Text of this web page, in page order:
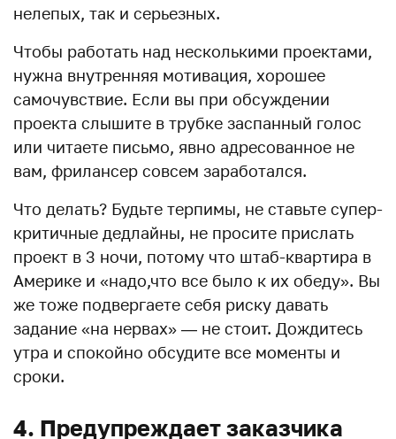
нелепых, так и серьезных.
Чтобы работать над несколькими проектами,
нужна внутренняя мотивация, хорошее
самочувствие. Если вы при обсуждении
проекта слышите в трубке заспанный голос
или читаете письмо, явно адресованное не
вам, фрилансер совсем заработался.
Что делать? Будьте терпимы, не ставьте супер-
критичные дедлайны, не просите прислать
проект в 3 ночи, потому что штаб-квартира в
Америке и «надо,что все было к их обеду». Вы
же тоже подвергаете себя риску давать
задание «на нервах» — не стоит. Дождитесь
утра и спокойно обсудите все моменты и
сроки.
4. Предупреждает заказчика